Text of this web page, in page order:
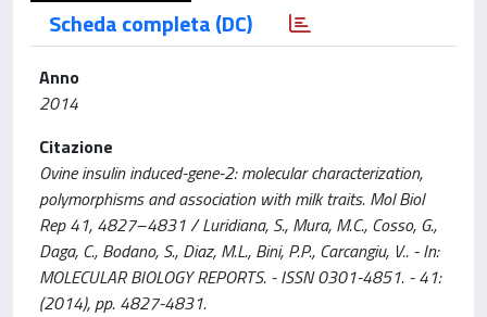
Scheda completa (DC)
Anno
2014
Citazione
Ovine insulin induced-gene-2: molecular characterization,
polymorphisms and association with milk traits. Mol Biol
Rep 41, 4827–4831 / Luridiana, S., Mura, M.C., Cosso, G.,
Daga, C., Bodano, S., Diaz, M.L., Bini, P.P., Carcangiu, V.. - In:
MOLECULAR BIOLOGY REPORTS. - ISSN 0301-4851. - 41:
(2014), pp. 4827-4831.